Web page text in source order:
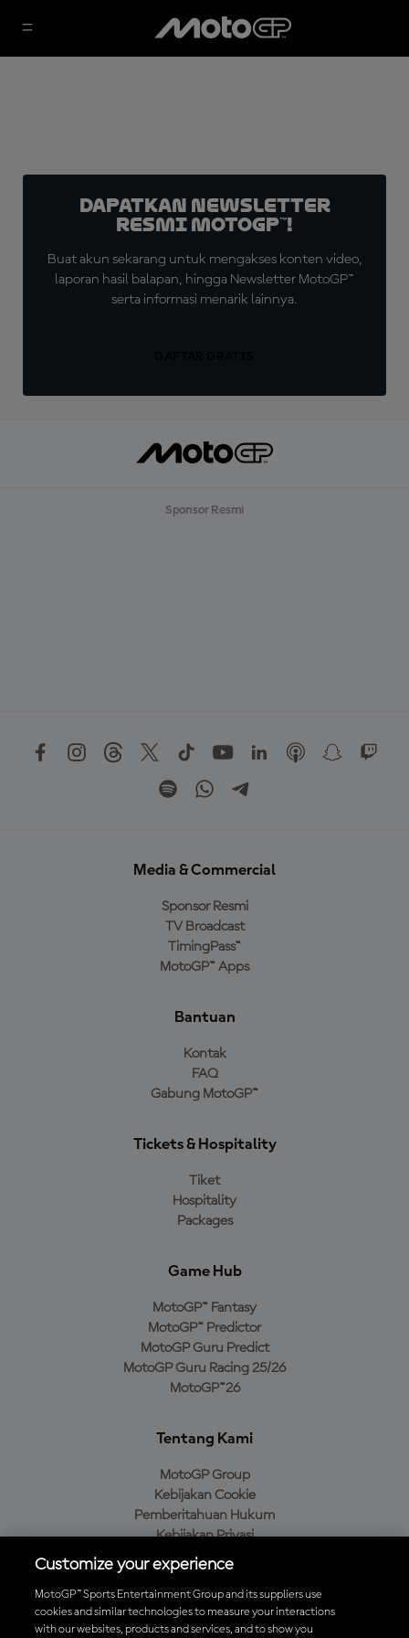
Dapatkan Newsletter
Resmi MotoGP™!
Buat akun sekarang untuk mengakses konten video,
laporan hasil balapan, hingga Newsletter MotoGP™
serta informasi menarik lainnya.
Sponsor Resmi
Media & Commercial
Sponsor Resmi
TV Broadcast
TimingPass™
MotoGP™ Apps
Bantuan
Kontak
FAQ
Gabung MotoGP™
Tickets & Hospitality
Tiket
Hospitality
Packages
Game Hub
MotoGP™ Fantasy
MotoGP™ Predictor
MotoGP Guru Predict
MotoGP Guru Racing 25/26
MotoGP™26
Tentang Kami
MotoGP Group
Kebijakan Cookie
Pemberitahuan Hukum
Kebijakan Privasi
Kebijakan Pembelian
Unduh Aplikasi Resmi MotoGP™
Customize your experience
MotoGP™ Sports Entertainment Group and its suppliers use
cookies and similar technologies to measure your interactions
with our websites, products and services, and to show you